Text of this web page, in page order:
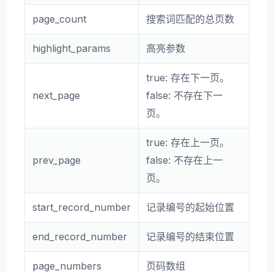
page_count 搜索词匹配的总页数
highlight_params 高亮参数
next_page
true: 存在下一页。
false: 不存在下一
页。
prev_page
true: 存在上一页。
false: 不存在上一
页。
start_record_number 记录编号的起始位置
end_record_number 记录编号的结束位置
page_numbers 页码数组